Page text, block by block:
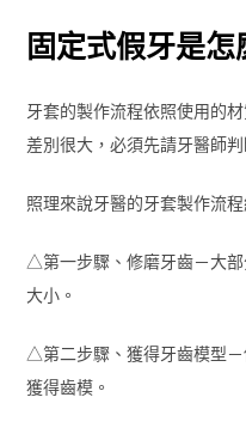
固定式假牙是怎
牙套的製作流程依照使用的
差別很大，必須先請牙醫師
照理來說牙醫的牙套製作流
△第一步驟、修磨牙齒－大
大小。
△第二步驟、獲得牙齒模型
獲得齒模。